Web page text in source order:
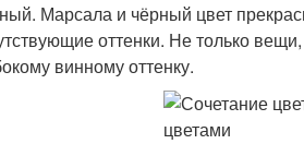
Марсала и чёрный цвет
оттенки. Не только
винному оттенку.